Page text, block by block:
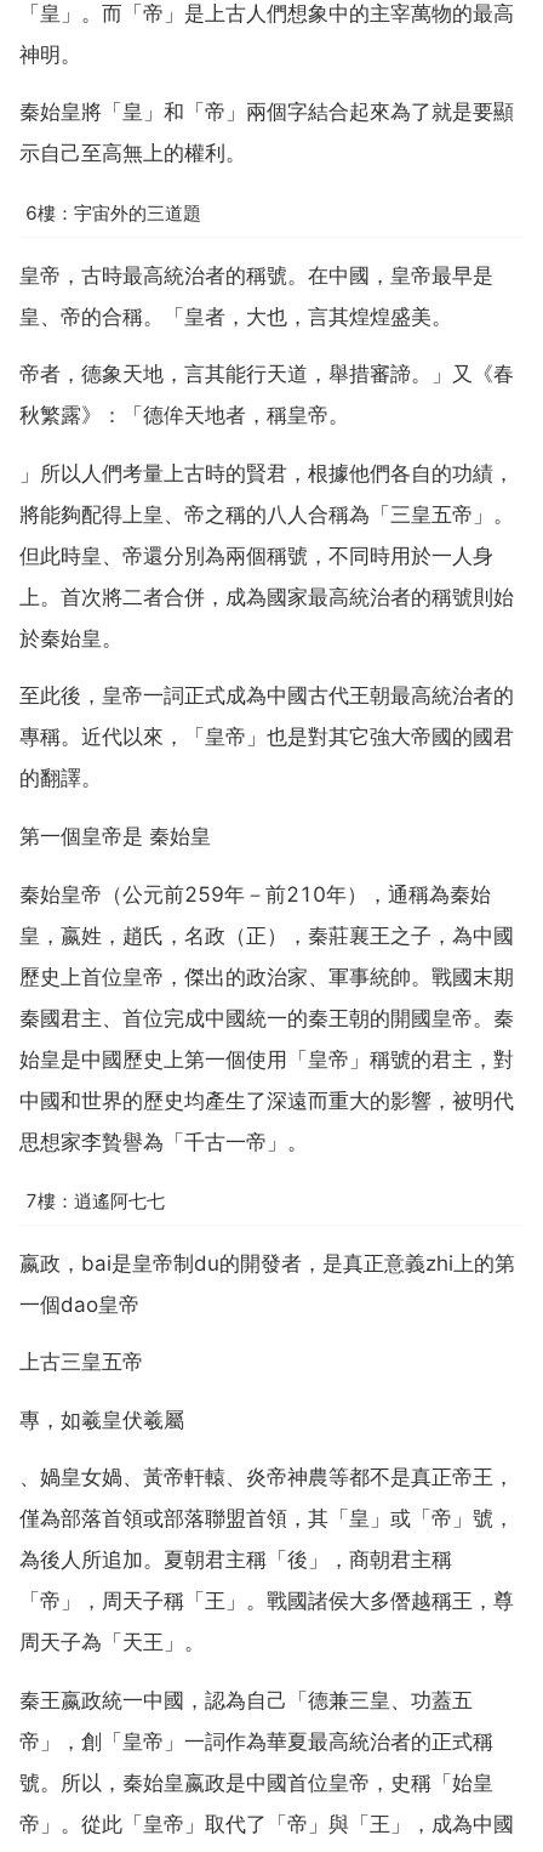
「皇」。而「帝」是上古人們想象中的主宰萬物的最高
神明。
秦始皇將「皇」和「帝」兩個字結合起來為了就是要顯
示自己至高無上的權利。
6樓：宇宙外的三道題
皇帝，古時最高統治者的稱號。在中國，皇帝最早是
皇、帝的合稱。「皇者，大也，言其煌煌盛美。
帝者，德象天地，言其能行天道，舉措審諦。」又《春
秋繁露》：「德侔天地者，稱皇帝。
」所以人們考量上古時的賢君，根據他們各自的功績，
將能夠配得上皇、帝之稱的八人合稱為「三皇五帝」。
但此時皇、帝還分別為兩個稱號，不同時用於一人身
上。首次將二者合併，成為國家最高統治者的稱號則始
於秦始皇。
至此後，皇帝一詞正式成為中國古代王朝最高統治者的
專稱。近代以來，「皇帝」也是對其它強大帝國的國君
的翻譯。
第一個皇帝是 秦始皇
秦始皇帝（公元前259年－前210年），通稱為秦始
皇，嬴姓，趙氏，名政（正），秦莊襄王之子，為中國
歷史上首位皇帝，傑出的政治家、軍事統帥。戰國末期
秦國君主、首位完成中國統一的秦王朝的開國皇帝。秦
始皇是中國歷史上第一個使用「皇帝」稱號的君主，對
中國和世界的歷史均產生了深遠而重大的影響，被明代
思想家李贄譽為「千古一帝」。
7樓：逍遙阿七七
嬴政，bai是皇帝制du的開發者，是真正意義zhi上的第
一個dao皇帝
上古三皇五帝
專，如羲皇伏羲屬
、媧皇女媧、黃帝軒轅、炎帝神農等都不是真正帝王，
僅為部落首領或部落聯盟首領，其「皇」或「帝」號，
為後人所追加。夏朝君主稱「後」，商朝君主稱
「帝」，周天子稱「王」。戰國諸侯大多僭越稱王，尊
周天子為「天王」。
秦王嬴政統一中國，認為自己「德兼三皇、功蓋五
帝」，創「皇帝」一詞作為華夏最高統治者的正式稱
號。所以，秦始皇嬴政是中國首位皇帝，史稱「始皇
帝」。從此「皇帝」取代了「帝」與「王」，成為中國